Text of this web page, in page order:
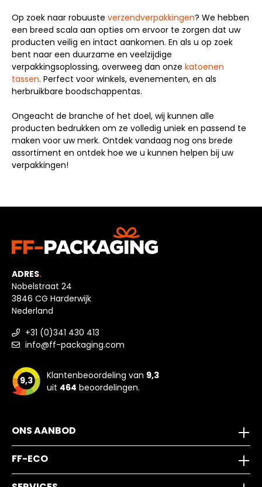
Op zoek naar robuuste verzendverpakkingen? We hebben
een breed scala aan opties om ervoor te zorgen dat uw
producten veilig en intact aankomen. En als u op zoek
bent naar een duurzame en veelzijdige
verpakkingsoplossing, overweeg dan onze katoenen
tassen. Perfect voor winkels, evenementen, en als
herbruikbare boodschappentas.
Ongeacht de branche of het doel, wij kunnen alle
producten bedrukken om ze volledig uniek en passend te
maken voor uw merk. Ontdek vandaag nog ons brede
assortiment en ontdek hoe we u kunnen helpen bij uw
verpakkingen!
ADRES.
Nobelstraat 24
3846 CG Harderwijk
Nederland
+31 (0)341 430 413
info@ff-packaging.com
9,3 Klantenbeoordeling van 9,3
uit 464 beoordelingen.
ONS AANBOD
FF-ECO